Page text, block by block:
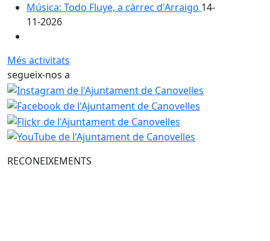
Música: Todo Fluye, a càrrec d'Arraigo 14-
11-2026
Més activitats
segueix-nos a
RECONEIXEMENTS